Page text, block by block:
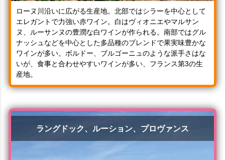
ローヌ川沿いに広がる生産地。北部ではシラーを中心として
エレガントで力強い赤ワイン。白はヴィオニエやマルサン
ヌ、ルーサンヌの豊潤な白ワインが作られる。南部ではグル
ナッシュなどを中心とした多品種のブレンドで果実味豊かな
ワインが多い。ボルドー、ブルゴーニュのような派手さはな
いが、食事と合わせやすいワインが多い、フランス第3の生
産地。
ラングドック、ルーション、プロヴァンス